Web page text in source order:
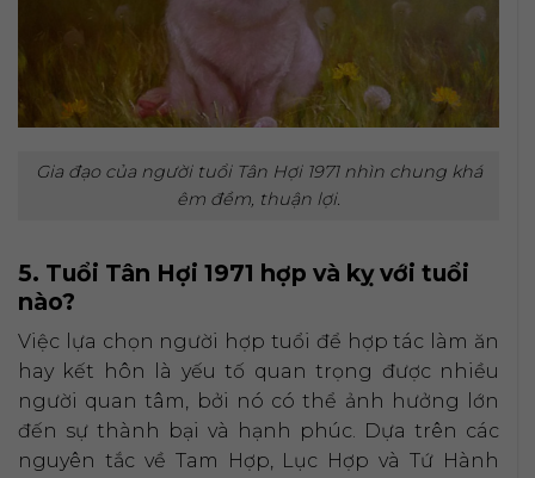
Gia đạo của người tuổi Tân Hợi 1971 nhìn chung khá
êm đềm, thuận lợi.
5. Tuổi Tân Hợi 1971 hợp và kỵ với tuổi
nào?
Việc lựa chọn người hợp tuổi để hợp tác làm ăn
hay kết hôn là yếu tố quan trọng được nhiều
người quan tâm, bởi nó có thể ảnh hưởng lớn
đến sự thành bại và hạnh phúc. Dựa trên các
nguyên tắc về Tam Hợp, Lục Hợp và Tứ Hành